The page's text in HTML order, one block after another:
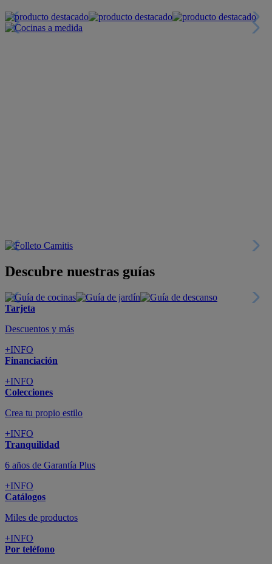
Descubre nuestras guías
Tarjeta
Descuentos y más
+INFO
Financiación
+INFO
Colecciones
Crea tu propio estilo
+INFO
Tranquilidad
6 años de Garantía Plus
+INFO
Catálogos
Miles de productos
+INFO
Por teléfono